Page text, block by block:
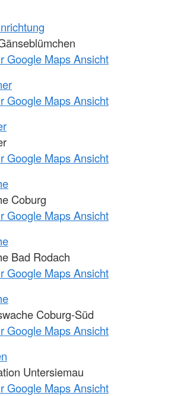
Google Maps Ansicht
Google Maps Ansicht
Google Maps Ansicht
Coburg
Google Maps Ansicht
Bad Rodach
Google Maps Ansicht
Coburg-Süd
Google Maps Ansicht
Untersiemau
Google Maps Ansicht